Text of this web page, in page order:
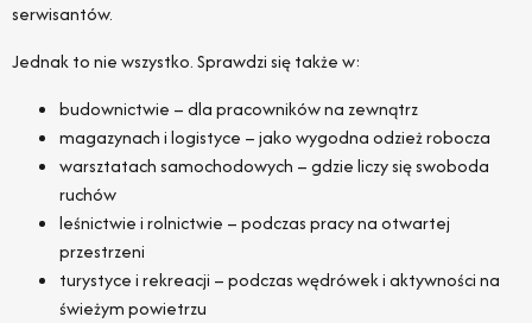
serwisantów.
Jednak to nie wszystko. Sprawdzi się także w:
budownictwie – dla pracowników na zewnątrz
magazynach i logistyce – jako wygodna odzież robocza
warsztatach samochodowych – gdzie liczy się swoboda
ruchów
leśnictwie i rolnictwie – podczas pracy na otwartej
przestrzeni
turystyce i rekreacji – podczas wędrówek i aktywności na
świeżym powietrzu